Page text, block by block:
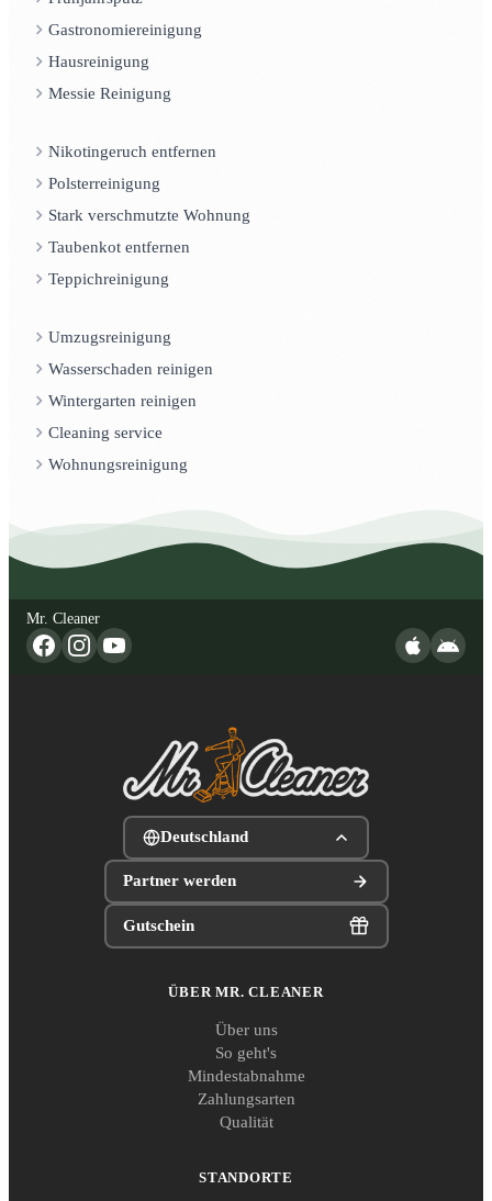
Gastronomiereinigung
Hausreinigung
Messie Reinigung
Nikotingeruch entfernen
Polsterreinigung
Stark verschmutzte Wohnung
Taubenkot entfernen
Teppichreinigung
Umzugsreinigung
Wasserschaden reinigen
Wintergarten reinigen
Cleaning service
Wohnungsreinigung
Mr. Cleaner
Deutschland
Partner werden
Gutschein
ÜBER MR. CLEANER
Über uns
So geht's
Mindestabnahme
Zahlungsarten
Qualität
STANDORTE